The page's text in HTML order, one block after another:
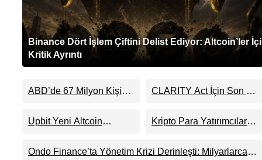
Binance Dört İşlem Çiftini Delist Ediyor: Altcoin’ler
Kritik Ayrıntı
ABD’de 67 Milyon Kişi
Ripple’dan “Eski Algılar
Yıkıldı” Mesajı
CLARITY Act İçin Son 24
Kripto Para Piyasasının
Beklentisini Bozabilir
Upbit Yeni Altcoin
KRW, BTC ve USDT
Kripto Para Yatırımcıları
Hedef Alınıyor?
Ondo Finance’ta Yönetim Krizi Derinleşti: Milyarlarca